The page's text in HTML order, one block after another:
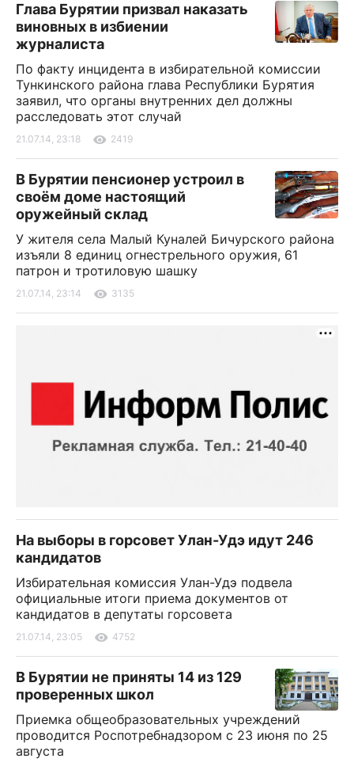
Глава Бурятии призвал наказать
виновных в избиении
журналиста
По факту инцидента в избирательной комиссии
Тункинского района глава Республики Бурятия
заявил, что органы внутренних дел должны
расследовать этот случай
21.07.14, 23:18 2419
В Бурятии пенсионер устроил в
своём доме настоящий
оружейный склад
У жителя села Малый Куналей Бичурского района
изъяли 8 единиц огнестрельного оружия, 61
патрон и тротиловую шашку
21.07.14, 23:14 3135
На выборы в горсовет Улан-Удэ идут 246
кандидатов
Избирательная комиссия Улан-Удэ подвела
официальные итоги приема документов от
кандидатов в депутаты горсовета
21.07.14, 23:05 4752
В Бурятии не приняты 14 из 129
проверенных школ
Приемка общеобразовательных учреждений
проводится Роспотребнадзором с 23 июня по 25
августа